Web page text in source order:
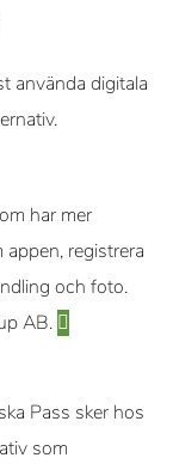
använda digitala
har mer
registrera
och foto.
AB.
Pass sker hos
som